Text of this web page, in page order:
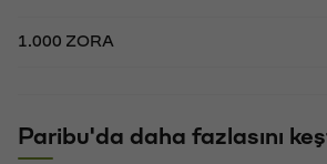
1.000 ZORA
Paribu'da daha fazlasını